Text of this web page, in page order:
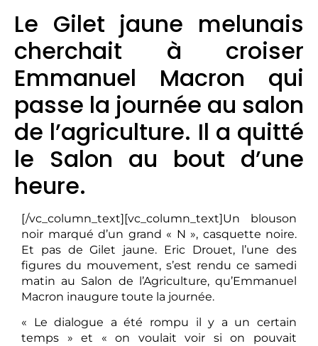
Le Gilet jaune melunais
cherchait à croiser
Emmanuel Macron qui
passe la journée au salon
de l’agriculture. Il a quitté
le Salon au bout d’une
heure.
[/vc_column_text][vc_column_text]Un blouson
noir marqué d’un grand « N », casquette noire.
Et pas de Gilet jaune. Eric Drouet, l’une des
figures du mouvement, s’est rendu ce samedi
matin au Salon de l’Agriculture, qu’Emmanuel
Macron inaugure toute la journée.
« Le dialogue a été rompu il y a un certain
temps » et « on voulait voir si on pouvait